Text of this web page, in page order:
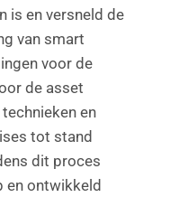
is en versneld de
van smart
voor de
de asset
en
tot stand
dit proces
en ontwikkeld